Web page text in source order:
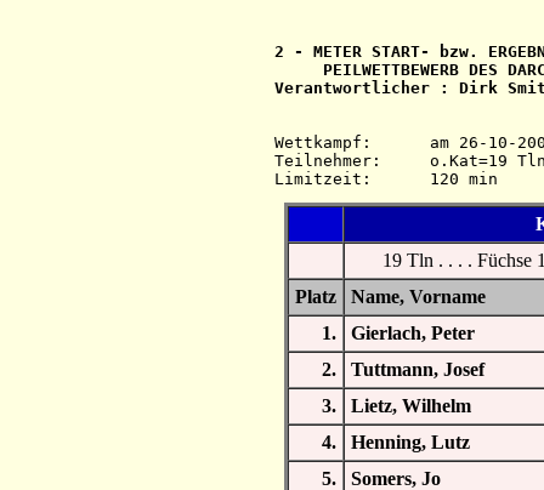
2 - METER START- bzw.
PEILWETTBEWERB DES
Verantwortlicher : Dirk
Wettkampf:  	am 26-10-2003   ab 13.30 Uhr   im 2-m-Band
Teilnehmer: 	o.Kat=19 Tln=19 +Hel=23
19 Tln . . . . Füchse
Platz
Name, Vorname
1.
Gierlach, Peter
2.
Tuttmann, Josef
3.
Lietz, Wilhelm
4.
Henning, Lutz
5.
Somers, Jo